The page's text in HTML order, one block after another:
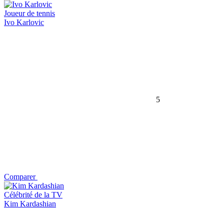
Joueur de tennis
Ivo Karlovic
5
Comparer
Célébrité de la TV
Kim Kardashian